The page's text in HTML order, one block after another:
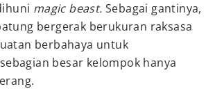
magic beast.Sebagai gantinya,
bergerak berukuran raksasa
berbahaya untuk
besar kelompok hanya